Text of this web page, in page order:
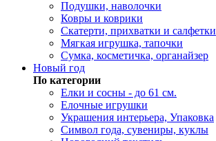
Подушки, наволочки
Ковры и коврики
Скатерти, прихватки и салфетки
Мягкая игрушка, тапочки
Сумка, косметичка, органайзер
Новый год
По категории
Елки и сосны - до 61 см.
Елочные игрушки
Украшения интерьера, Упаковка
Символ года, сувениры, куклы